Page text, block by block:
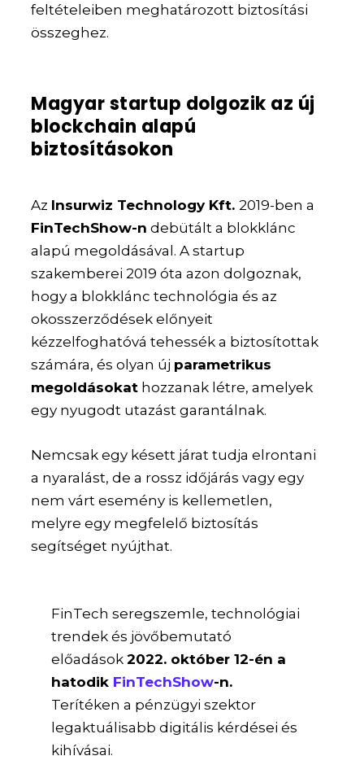
feltételeiben meghatározott biztosítási
összeghez.
Magyar startup dolgozik az új
blockchain alapú
biztosításokon
Az Insurwiz Technology Kft.2019-ben a
FinTechShow-n debütált a blokklánc
alapú megoldásával. A startup
szakemberei 2019 óta azon dolgoznak,
hogy a blokklánc technológia és az
okosszerződések előnyeit
kézzelfoghatóvá tehessék a biztosítottak
számára, és olyan új parametrikus
megoldásokat hozzanak létre, amelyek
egy nyugodt utazást garantálnak.
Nemcsak egy késett járat tudja elrontani
a nyaralást, de a rossz időjárás vagy egy
nem várt esemény is kellemetlen,
melyre egy megfelelő biztosítás
segítséget nyújthat.
FinTech seregszemle, technológiai
trendek és jövőbemutató
előadások2022. október 12-én a
hatodik FinTechShow-n.
Terítéken a pénzügyi szektor
legaktuálisabb digitális kérdései és
kihívásai.